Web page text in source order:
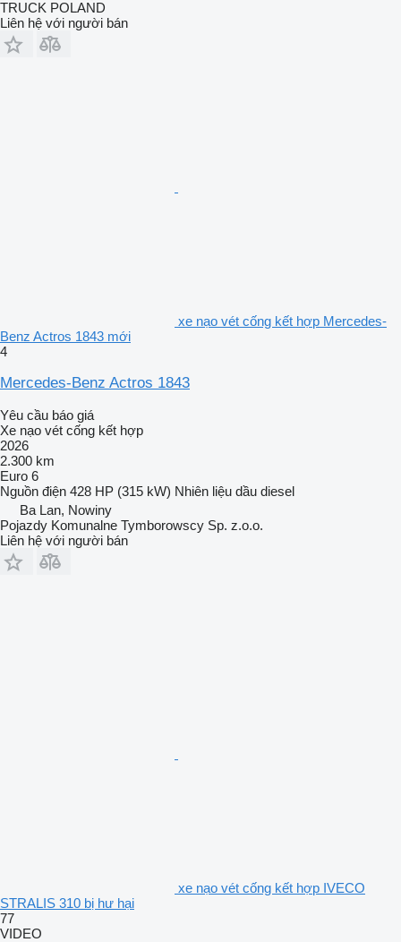
TRUCK POLAND
Liên hệ với người bán
xe nạo vét cống kết hợp Mercedes-
Benz Actros 1843 mới
4
Mercedes-Benz Actros 1843
Yêu cầu báo giá
Xe nạo vét cống kết hợp
2026
2.300 km
Euro 6
Nguồn điện 428 HP (315 kW) Nhiên liệu dầu diesel
Ba Lan, Nowiny
Pojazdy Komunalne Tymborowscy Sp. z.o.o.
Liên hệ với người bán
xe nạo vét cống kết hợp IVECO
STRALIS 310 bị hư hại
77
VIDEO